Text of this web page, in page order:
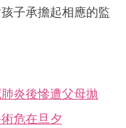
子承擔起相應的監
炎後慘遭父母拋
危在旦夕